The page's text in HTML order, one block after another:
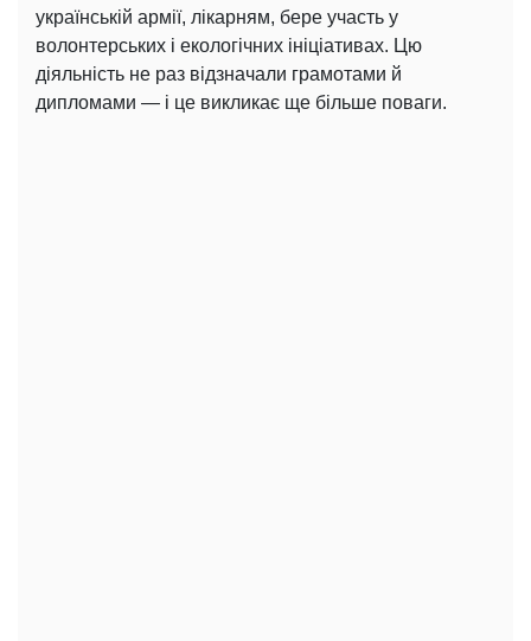
українській армії, лікарням, бере участь у
волонтерських і екологічних ініціативах. Цю
діяльність не раз відзначали грамотами й
дипломами — і це викликає ще більше поваги.